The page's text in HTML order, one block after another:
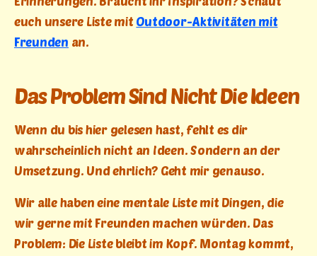
euch unsere Liste mit Outdoor-Aktivitäten mit
Freunden an.
Das Problem Sind Nicht Die Ideen
Wenn du bis hier gelesen hast, fehlt es dir
wahrscheinlich nicht an Ideen. Sondern an der
Umsetzung. Und ehrlich? Geht mir genauso.
Wir alle haben eine mentale Liste mit Dingen, die
wir gerne mit Freunden machen würden. Das
Problem: Die Liste bleibt im Kopf. Montag kommt,